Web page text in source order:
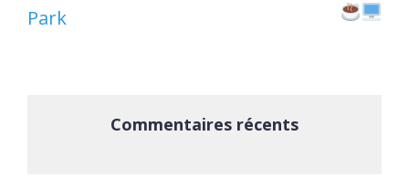
Park
Commentaires récents